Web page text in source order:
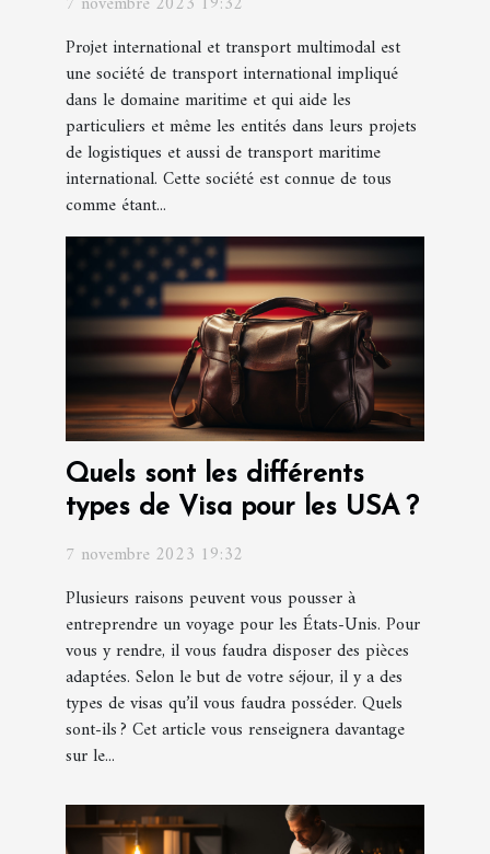
Projet international et transport multimodal est
une société de transport international impliqué
dans le domaine maritime et qui aide les
particuliers et même les entités dans leurs projets
de logistiques et aussi de transport maritime
international. Cette société est connue de tous
comme étant...
Quels sont les différents
types de Visa pour les USA ?
7 novembre 2023 19:32
Plusieurs raisons peuvent vous pousser à
entreprendre un voyage pour les États-Unis. Pour
vous y rendre, il vous faudra disposer des pièces
adaptées. Selon le but de votre séjour, il y a des
types de visas qu’il vous faudra posséder. Quels
sont-ils ? Cet article vous renseignera davantage
sur le...